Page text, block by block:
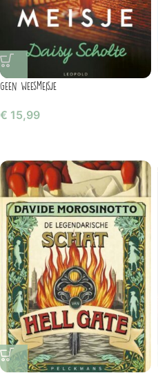
Geen weesmeisje
€ 15,99